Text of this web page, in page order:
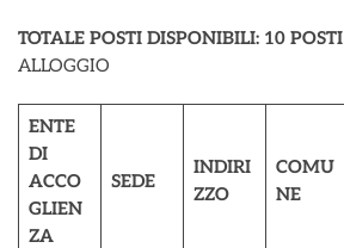
TOTALE POSTI DISPONIBILI: 10 POSTI
ALLOGGIO
ENTE
DI
ACCO
GLIEN
ZA
SEDE
INDIRI
ZZO
COMU
NE